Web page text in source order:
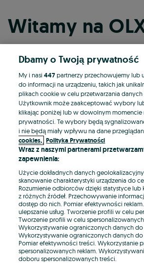
Witamy na
Kontynuuj przez
Kontynuuj przez
Kontynuuj przez
LUB
E-mail
Hasło
Dbamy o Twoją prywatność
My i nasi447partnerzy przechowujemy lub
do informacji na urządzeniu, takich jak
plikach cookie w celu przetwarzania
Użytkownik może zaakceptować wybory
klikając poniżej lub w dowolnym momencie
prywatności. Te wybory będą
i nie będą miały wpływu na dane
cookies, Polityka Prywatności
Wraz z naszymi partnerami
zapewnienia:
Użycie dokładnych danych
skanowanie charakterystyki urządzenia do
Rozumienie odbiorców dzięki statystyce
z różnych źródeł. Przechowywanie
dostęp do nich. Pomiar efektywności
ulepszanie usług. Tworzenie profili w celu
Tworzenie profili w celu spersonalizowanych
Wykorzystywanie ograniczonych danych do
Wykorzystywanie ograniczonych danych
Pomiar efektywności treści. Wykorzystanie
spersonalizowanych reklam.
doboru spersonalizowanych treści.